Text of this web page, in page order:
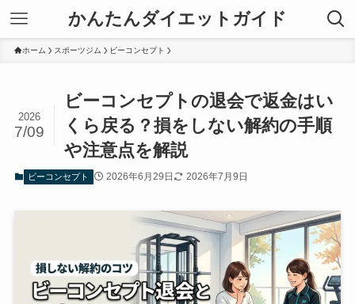
かんたんダイエットガイド
ホーム スポーツジム ビーコンセプト
ビーコンセプトの退会で返金はい
くら戻る？損をしない解約の手順
や注意点を解説
2026
7/09
ビーコンセプト 2026年6月29日 2026年7月9日